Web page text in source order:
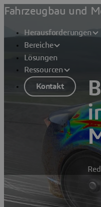
Fahrzeugbau und
Herausforderungen
Bereiche
Lösungen
Ressourcen
Kontakt